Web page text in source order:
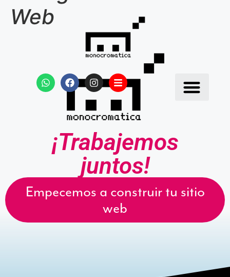
Web
¡Trabajemos
juntos!
Empecemos a construir tu sitio
web